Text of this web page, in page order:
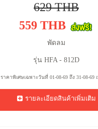
629 THB
559 THB
พัดลม
รุ่น HFA - 812D
ราคาพิเศษเฉพาะวันที่ 01-08-69 ถึง 31-08-69
รายละเอียดสินค้าเพิ่มเติม